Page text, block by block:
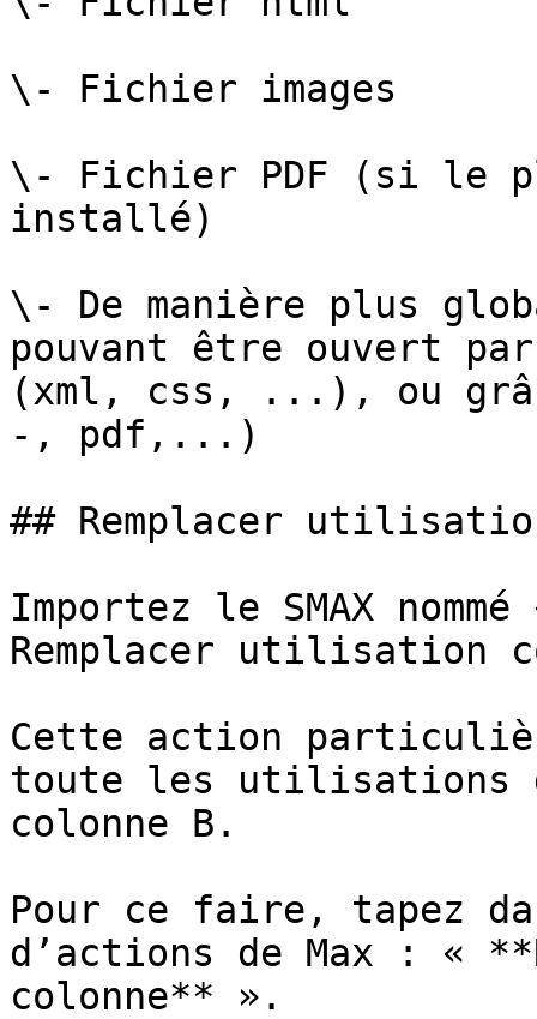
\- Fichier images
\- Fichier PDF (si le
installé)
\- De manière plus
pouvant être ouvert
(xml, css, ...), ou
-, pdf,...)
## Remplacer
Importez le SMAX
Remplacer utilisation
Cette action
toute les utilisations
colonne B.
Pour ce faire, tapez
d’actions de Max : «
colonne** ».